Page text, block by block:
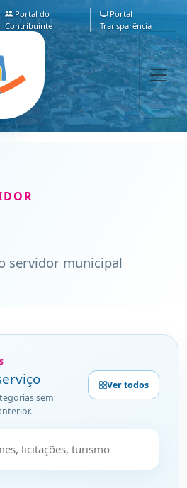
Portal do
Contribuinte
Portal
Transparência
servidor municipal
sem
Ver todos